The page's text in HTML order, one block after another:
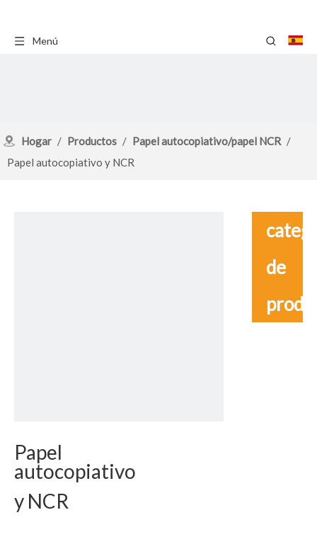
Menú
Hogar / Productos / Papel autocopiativo/papel NCR /
Papel autocopiativo y NCR
Papel
autocopiativo
y NCR
de